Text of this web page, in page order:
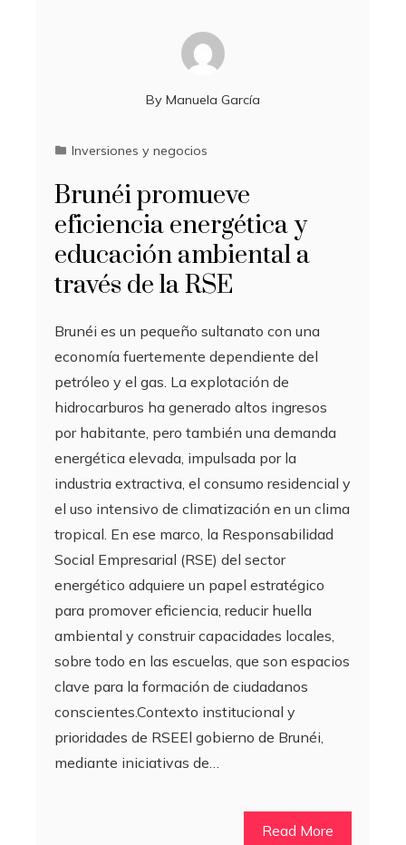
By Manuela García
Inversiones y negocios
Brunéi promueve
eficiencia energética y
educación ambiental a
través de la RSE
Brunéi es un pequeño sultanato con una
economía fuertemente dependiente del
petróleo y el gas. La explotación de
hidrocarburos ha generado altos ingresos
por habitante, pero también una demanda
energética elevada, impulsada por la
industria extractiva, el consumo residencial y
el uso intensivo de climatización en un clima
tropical. En ese marco, la Responsabilidad
Social Empresarial (RSE) del sector
energético adquiere un papel estratégico
para promover eficiencia, reducir huella
ambiental y construir capacidades locales,
sobre todo en las escuelas, que son espacios
clave para la formación de ciudadanos
conscientes.Contexto institucional y
prioridades de RSEEl gobierno de Brunéi,
mediante iniciativas de…
Read More